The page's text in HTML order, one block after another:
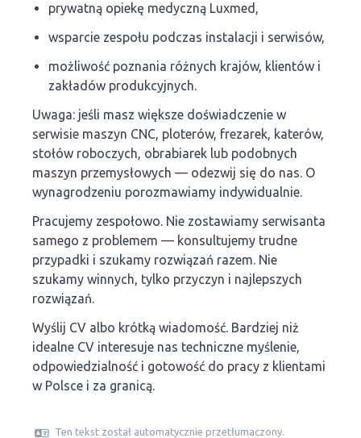
prywatną opiekę medyczną Luxmed,
wsparcie zespołu podczas instalacji i serwisów,
możliwość poznania różnych krajów, klientów i
zakładów produkcyjnych.
Uwaga: jeśli masz większe doświadczenie w
serwisie maszyn CNC, ploterów, frezarek, katerów,
stołów roboczych, obrabiarek lub podobnych
maszyn przemysłowych — odezwij się do nas. O
wynagrodzeniu porozmawiamy indywidualnie.
Pracujemy zespołowo. Nie zostawiamy serwisanta
samego z problemem — konsultujemy trudne
przypadki i szukamy rozwiązań razem. Nie
szukamy winnych, tylko przyczyn i najlepszych
rozwiązań.
Wyślij CV albo krótką wiadomość. Bardziej niż
idealne CV interesuje nas techniczne myślenie,
odpowiedzialność i gotowość do pracy z klientami
w Polsce i za granicą.
Ten tekst został automatycznie przetłumaczony.